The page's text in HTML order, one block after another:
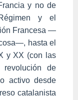
y no de
y el
Francesa —
hasta el
y XX (con las
revolución de
activo desde
catalanista